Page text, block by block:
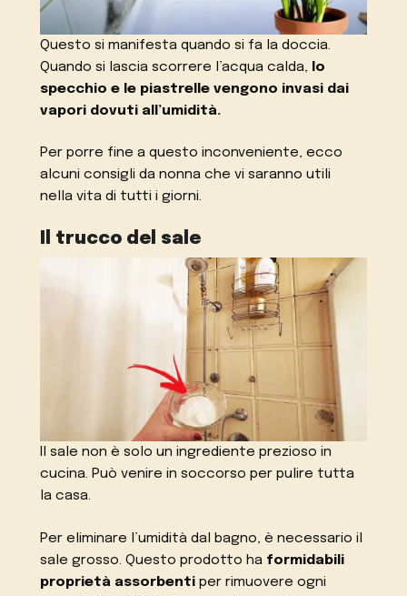
Questo si manifesta quando si fa la doccia.
Quando si lascia scorrere l’acqua calda,
lo
specchio e le piastrelle vengono invasi dai
vapori dovuti all’umidità.
Per porre fine a questo inconveniente, ecco
alcuni consigli da nonna che vi saranno utili
nella vita di tutti i giorni.
Il trucco del sale
Il sale non è solo un ingrediente prezioso in
cucina. Può venire in soccorso per pulire tutta
la casa.
Per eliminare l’umidità dal bagno, è necessario il
sale grosso. Questo prodotto ha formidabili
proprietà assorbenti per rimuovere ogni